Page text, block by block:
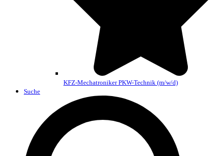
KFZ-Mechatroniker PKW-Technik (m/w/d)
Suche